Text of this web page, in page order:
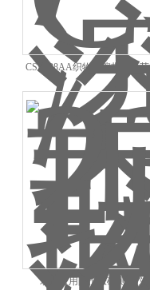
CSI-238AA织物摩擦带电电
现货医用防护涨破测试仪